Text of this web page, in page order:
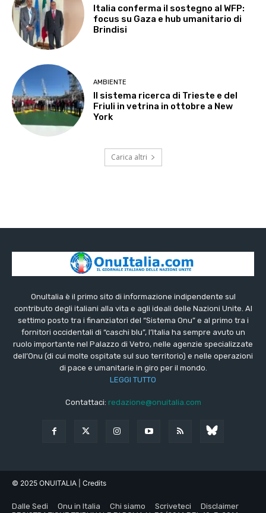
Italia conferma il sostegno al WFP:
focus su Gaza e hub umanitario di
Brindisi
AMBIENTE
Il sistema ricerca di Trieste e del
Friuli in vetrina in ottobre a New
York
Carica altri
OnuItalia è il primo sito di informazione indipendente sul
contributo degli italiani alla vita e agli ideali delle Nazioni Unite. Al
settimo posto tra i finanziatori del “Sistema Onu” e al primo tra i
fornitori occidentali di “caschi blu”, l’Italia ha sempre avuto un
ruolo importante nel Palazzo di Vetro, nelle agenzie specializzate
dell’Onu (di cui molte ospitate sul suo territorio) e nelle operazioni
di pace e umanitarie in giro per il mondo.
LEGGI TUTTO
Contattaci: redazione@onuitalia.com
© 2025 ONUITALIA | Credits
Dalle Sedi Onu in Italia Chi siamo Scriveteci
Disclaimer